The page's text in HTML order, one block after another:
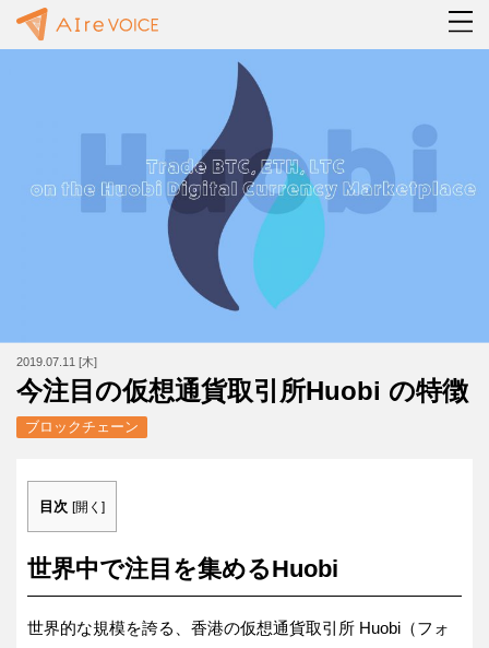
2019.07.11 [木]
今注目の仮想通貨取引所Huobi の特徴
ブロックチェーン
目次 [開く ]
世界中で注目を集めるHuobi
世界的な規模を誇る、香港の仮想通貨取引所 Huobi（フォ